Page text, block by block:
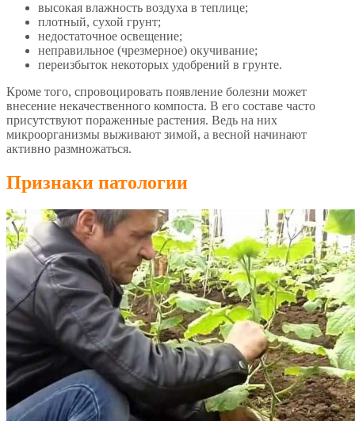
высокая влажность воздуха в теплице;
плотный, сухой грунт;
недостаточное освещение;
неправильное (чрезмерное) окучивание;
переизбыток некоторых удобрений в грунте.
Кроме того, спровоцировать появление болезни может
внесение некачественного компоста. В его составе часто
присутствуют пораженные растения. Ведь на них
микроорганизмы выживают зимой, а весной начинают
активно размножаться.
Признаки патологии